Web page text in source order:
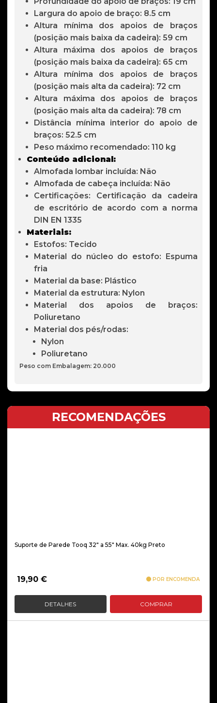
Largura do apoio de braço: 8.5 cm
Altura mínima dos apoios de braços
(posição mais baixa da cadeira): 59 cm
Altura máxima dos apoios de braços
(posição mais baixa da cadeira): 65 cm
Altura mínima dos apoios de braços
(posição mais alta da cadeira): 72 cm
Altura máxima dos apoios de braços
(posição mais alta da cadeira): 78 cm
Distância mínima interior do apoio de
braços: 52.5 cm
Peso máximo recomendado: 110 kg
Conteúdo adicional:
Almofada lombar incluída: Não
Almofada de cabeça incluída: Não
Certificações: Certificação da cadeira
de escritório de acordo com a norma
DIN EN 1335
Materiais:
Estofos: Tecido
Material do núcleo do estofo: Espuma
fria
Material da base: Plástico
Material da estrutura: Nylon
Material dos apoios de braços:
Poliuretano
Material dos pés/rodas:
Nylon
Poliuretano
Peso com Embalagem: 20.000
RECOMENDAÇÕES
Suporte de Parede Tooq 32″ a 55″ Max. 40kg Preto
19,90 € POR ENCOMENDA
DETALHES COMPRAR